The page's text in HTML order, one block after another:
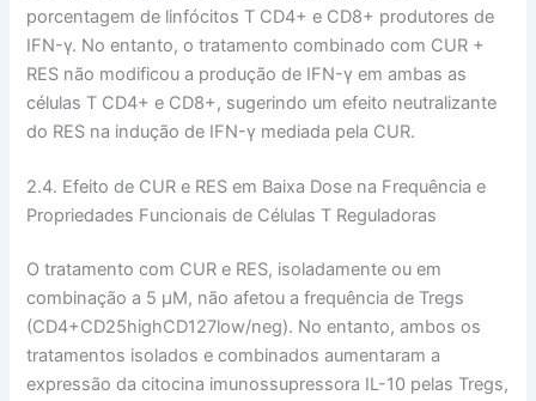
porcentagem de linfócitos T CD4+ e CD8+ produtores de
IFN-γ. No entanto, o tratamento combinado com CUR +
RES não modificou a produção de IFN-γ em ambas as
células T CD4+ e CD8+, sugerindo um efeito neutralizante
do RES na indução de IFN-γ mediada pela CUR.
2.4. Efeito de CUR e RES em Baixa Dose na Frequência e
Propriedades Funcionais de Células T Reguladoras
O tratamento com CUR e RES, isoladamente ou em
combinação a 5 µM, não afetou a frequência de Tregs
(CD4+CD25highCD127low/neg). No entanto, ambos os
tratamentos isolados e combinados aumentaram a
expressão da citocina imunossupressora IL-10 pelas Tregs,